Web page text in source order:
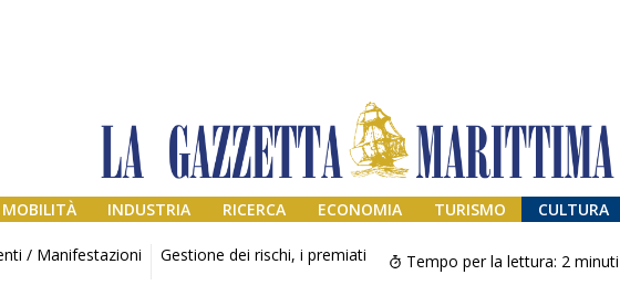
MOBILITÀ INDUSTRIA RICERCA ECONOMIA TURISMO CULTURA
/ Manifestazioni Gestione dei rischi, i premiati Tempo per la lettura: 2 minuti